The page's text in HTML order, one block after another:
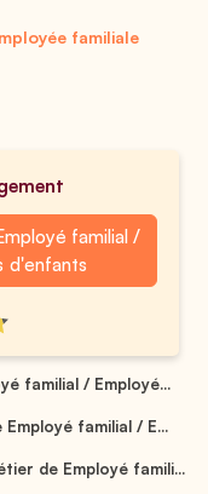
familiale
familial /
d'enfants
familial / Employé...
familial / E...
de Employé famili...